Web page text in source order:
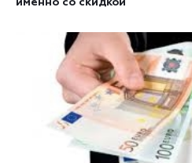
именно со скидкой